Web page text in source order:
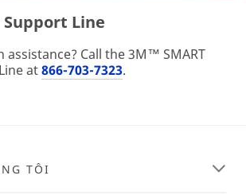
Line
Call the 3M™ SMART
at866-703-7323.
TÔI